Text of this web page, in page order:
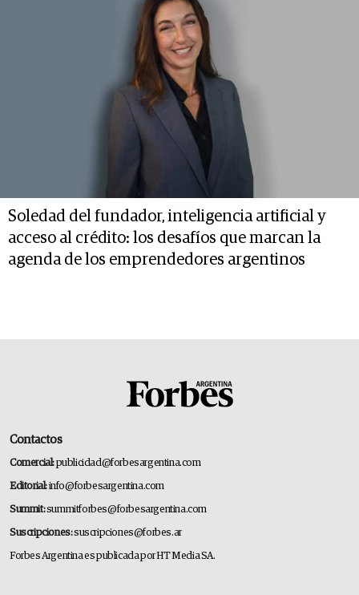
Soledad del fundador, inteligencia artificial y
acceso al crédito: los desafíos que marcan la
agenda de los emprendedores argentinos
Contactos
Comercial:publicidad@forbesargentina.com
Editorial:info@forbesargentina.com
Summit:summitforbes@forbesargentina.com
Suscripciones:suscripciones@forbes.ar
Forbes Argentina es publicada por HT Media SA.